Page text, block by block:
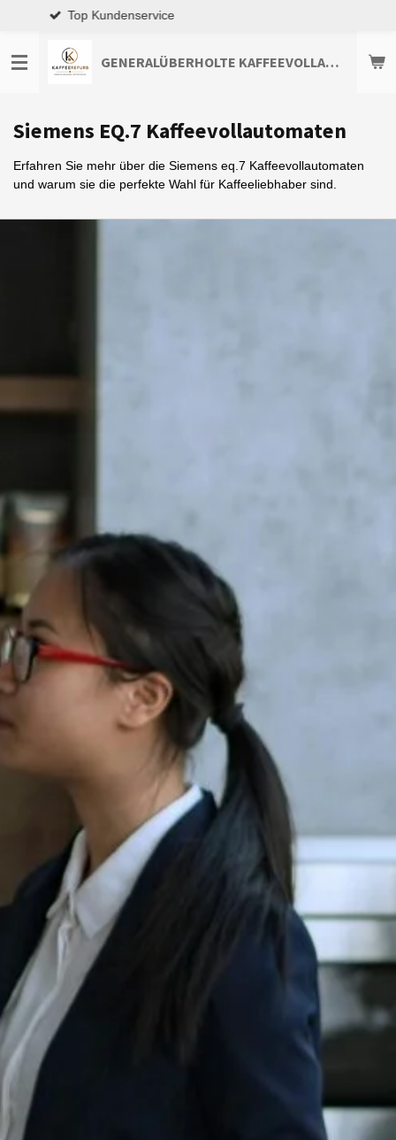
springen
GENERALÜBERHOLTE KAFFEEVOLLAUTOMATEN TOP-ANGEBOTE ENTDECKEN
Premium-Qualität
Siemens EQ.7 Kaffeevollautomaten
Erfahren Sie mehr über die Siemens eq.7 Kaffeevollautomaten
und warum sie die perfekte Wahl für Kaffeeliebhaber sind.